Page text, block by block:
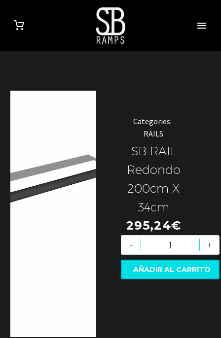
Categories:
RAILS
SB RAIL
Redondo
200cm X
34cm
295,24€
- +
AÑADIR AL CARRITO